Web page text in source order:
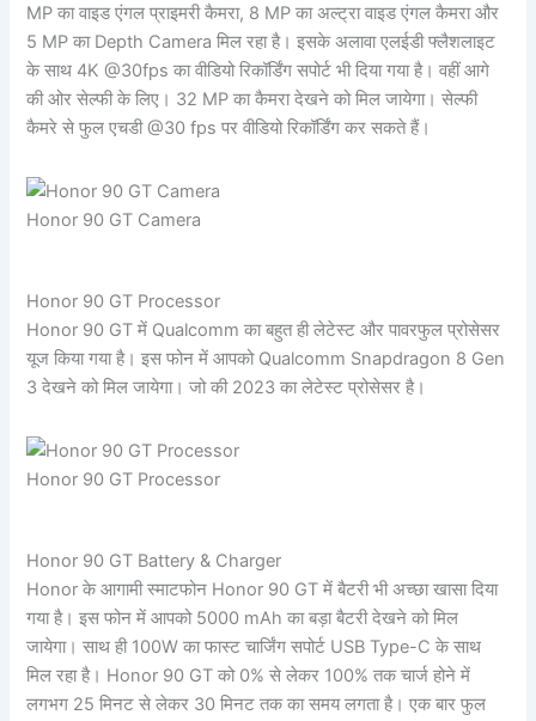
MP का वाइड एंगल प्राइमरी कैमरा, 8 MP का अल्ट्रा वाइड एंगल कैमरा और
5 MP का Depth Camera मिल रहा है। इसके अलावा एलईडी फ्लैशलाइट
के साथ 4K @30fps का वीडियो रिकॉर्डिंग सपोर्ट भी दिया गया है। वहीं आगे
की ओर सेल्फी के लिए। 32 MP का कैमरा देखने को मिल जायेगा। सेल्फी
कैमरे से फुल एचडी @30 fps पर वीडियो रिकॉर्डिंग कर सकते हैं।
Honor 90 GT Camera
Honor 90 GT Processor
Honor 90 GT में Qualcomm का बहुत ही लेटेस्ट और पावरफुल प्रोसेसर
यूज किया गया है। इस फोन में आपको Qualcomm Snapdragon 8 Gen
3 देखने को मिल जायेगा। जो की 2023 का लेटेस्ट प्रोसेसर है।
Honor 90 GT Processor
Honor 90 GT Battery & Charger
Honor के आगामी स्माटफोन Honor 90 GT में बैटरी भी अच्छा खासा दिया
गया है। इस फोन में आपको 5000 mAh का बड़ा बैटरी देखने को मिल
जायेगा। साथ ही 100W का फास्ट चार्जिंग सपोर्ट USB Type-C के साथ
मिल रहा है। Honor 90 GT को 0% से लेकर 100% तक चार्ज होने में
लगभग 25 मिनट से लेकर 30 मिनट तक का समय लगता है। एक बार फुल